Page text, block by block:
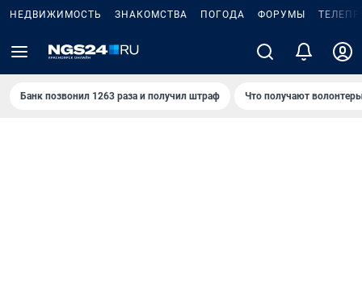
НЕДВИЖИМОСТЬ ЗНАКОМСТВА ПОГОДА ФОРУМЫ
Банк позвонил 1263 раза и получил штраф Что получают